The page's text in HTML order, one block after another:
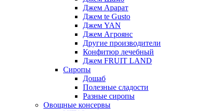
Джем Арарат
Джем te Gusto
Джем YAN
Джем Агроянс
Другие производители
Конфитюр лечебный
Джем FRUIT LAND
Сиропы
Дошаб
Полезные сладости
Разные сиропы
Овощные консервы